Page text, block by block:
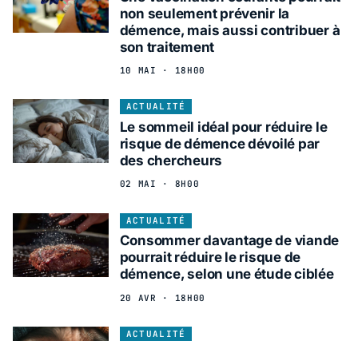
non seulement prévenir la
démence, mais aussi contribuer à
son traitement
10 MAI · 18H00
ACTUALITÉ
Le sommeil idéal pour réduire le
risque de démence dévoilé par
des chercheurs
02 MAI · 8H00
ACTUALITÉ
Consommer davantage de viande
pourrait réduire le risque de
démence, selon une étude ciblée
20 AVR · 18H00
ACTUALITÉ